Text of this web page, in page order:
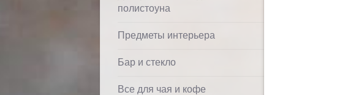
полистоуна
Предметы интерьера
Бар и стекло
Все для чая и кофе